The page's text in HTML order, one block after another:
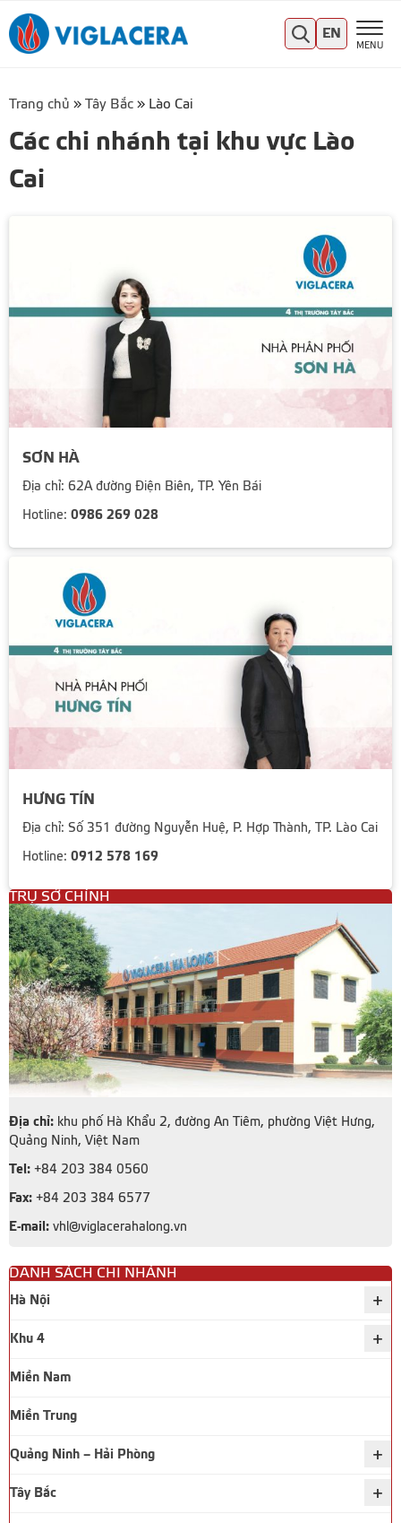
MENU
EN
TRỤ SỞ CHÍNH
Địa chỉ: khu phố Hà Khẩu 2, đường An Tiêm, phường Việt Hưng,
Quảng Ninh, Việt Nam
Tel: +84 203 384 0560
Fax: +84 203 384 6577
E-mail: vhl@viglacerahalong.vn
DANH SÁCH CHI NHÁNH
Hà Nội +
Khu 4 +
Miền Nam
Miền Trung
Quảng Ninh – Hải Phòng +
Tây Bắc +
Trang chủ » Tây Bắc » Lào Cai
Các chi nhánh tại khu vực Lào
Cai
SƠN HÀ
Địa chỉ: 62A đường Điện Biên, TP. Yên Bái
Hotline: 0986 269 028
HƯNG TÍN
Địa chỉ: Số 351 đường Nguyễn Huệ, P. Hợp Thành, TP. Lào Cai
Hotline: 0912 578 169